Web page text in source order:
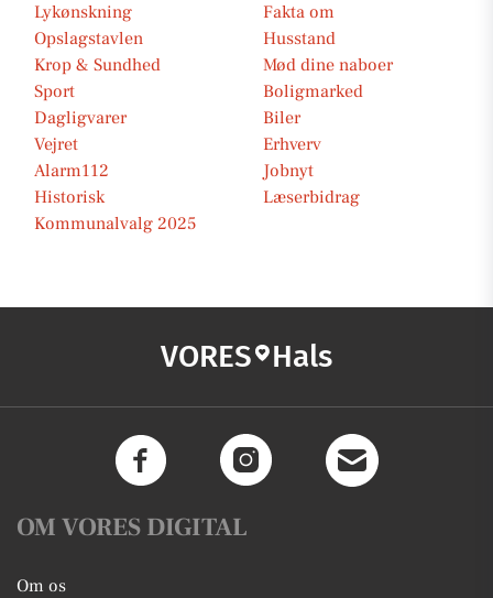
Lykønskning
Fakta om
Opslagstavlen
Husstand
Krop & Sundhed
Mød dine naboer
Sport
Boligmarked
Dagligvarer
Biler
Vejret
Erhverv
Alarm112
Jobnyt
Historisk
Læserbidrag
Kommunalvalg 2025
VORES Hals
OM VORES DIGITAL
Om os